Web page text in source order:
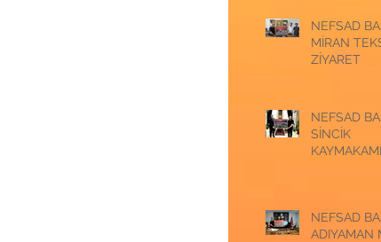
NEFSAD
MİRAN
ZİYARET
NEFSAD
SİNCİK
NEFSAD
ADIYAMAN